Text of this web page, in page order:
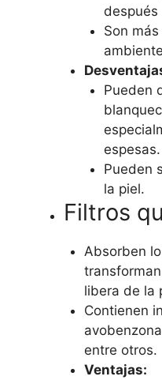
después
Son
Pueden
espesas.
Pueden
la piel.
Filtros
Absorben
libera de la
Contienen
entre otros.
Ventajas: